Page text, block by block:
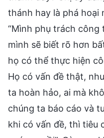
thánh hay là phá hoại
“Mình phụ trách công
mình sẽ biết rõ hơn
họ có thể thực hiện
Họ có vấn đề thật,
ta hoàn hảo, ai mà
chúng ta báo cáo và
khi có vấn đề, thì tiêu